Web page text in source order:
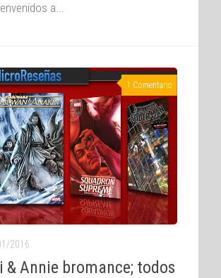
a...
1 Comentario
2016
& Annie bromance; todos